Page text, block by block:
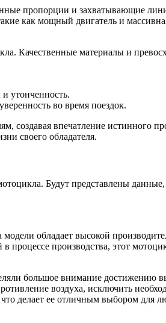
пропорции и захватывающие
как мощный двигатель и
Качественные материалы и
утонченность.
во время поездок.
создавая впечатление истинного
своего обладателя.
Будут представлены
обладает высокой
производства, этот
большое внимание достижению
воздуха, исключить
делает ее отличным выбором для